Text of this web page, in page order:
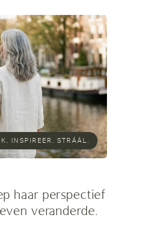
kwaliteit per regio
vlak na een operatie spelen
leg ik, Dr. Maarten
en oprichter van
het prijsverschil vandaan
in Nederland de
INSPIREER. STRÁÁL.
haar perspectief
veranderde.